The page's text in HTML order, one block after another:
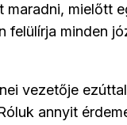
maradni, mielőtt
felülírja minden
vezetője
annyit